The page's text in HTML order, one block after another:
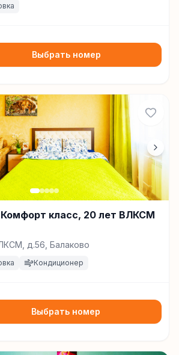
Выбрать номер
класс, 20 лет ВЛКСМ
д.56, Балаково
Кондиционер
Выбрать номер